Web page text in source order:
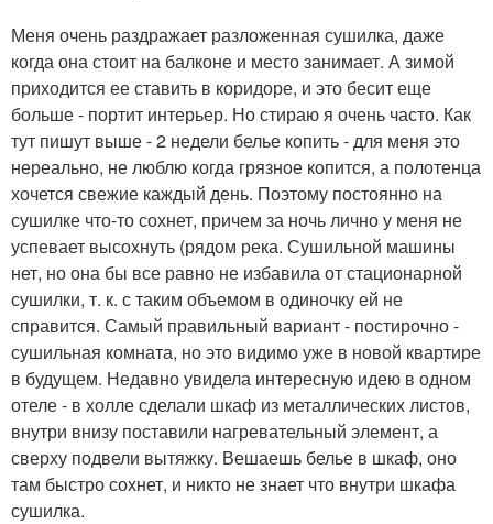
Меня очень раздражает разложенная сушилка, даже
когда она стоит на балконе и место занимает. А зимой
приходится ее ставить в коридоре, и это бесит еще
больше - портит интерьер. Но стираю я очень часто. Как
тут пишут выше - 2 недели белье копить - для меня это
нереально, не люблю когда грязное копится, а полотенца
хочется свежие каждый день. Поэтому постоянно на
сушилке что-то сохнет, причем за ночь лично у меня не
успевает высохнуть (рядом река. Сушильной машины
нет, но она бы все равно не избавила от стационарной
сушилки, т. к. с таким объемом в одиночку ей не
справится. Самый правильный вариант - постирочно -
сушильная комната, но это видимо уже в новой квартире
в будущем. Недавно увидела интересную идею в одном
отеле - в холле сделали шкаф из металлических листов,
внутри внизу поставили нагревательный элемент, а
сверху подвели вытяжку. Вешаешь белье в шкаф, оно
там быстро сохнет, и никто не знает что внутри шкафа
сушилка.